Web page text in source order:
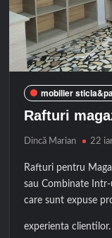
mobilier
Rafturi
Dincă Marian 22
Rafturi pentru
sau Combinate
care sunt expuse
experienta